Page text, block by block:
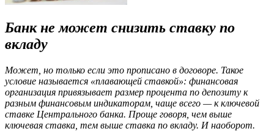
Банк не может снизить ставку по
вкладу
Может, но только если это прописано в договоре. Такое
условие называется «плавающей ставкой»: финансовая
организация привязывает размер процента по депозиту к
разным финансовым индикаторам, чаще всего — к ключевой
ставке Центрального банка. Проще говоря, чем выше
ключевая ставка, тем выше ставка по вкладу. И наоборот.